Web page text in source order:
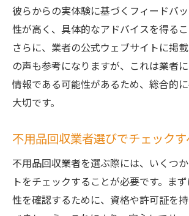
彼らからの実体験に基づくフィードバ
性が高く、具体的なアドバイスを得るこ
さらに、業者の公式ウェブサイトに掲
の声も参考になりますが、これは業者
情報である可能性があるため、総合的
大切です。
不用品回収業者選びでチェック
不用品回収業者を選ぶ際には、いくつ
トをチェックすることが必要です。ま
性を確認するために、資格や許可証を